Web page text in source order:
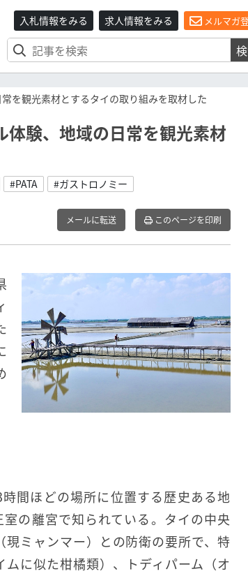
入札情報をみる 求人情報をみる メルマガ
を観光素材とするタイの取り組みを取材した
験、地域の日常を観光素材
#PATA #ガストロノミー
メールに転送 このページを印刷
間ほどの場所に位置する歴史ある地
の離宮で知られている。タイの中央
ミャンマー）との防衛の要所で、特
に似た柑橘類）、トディパーム（オ